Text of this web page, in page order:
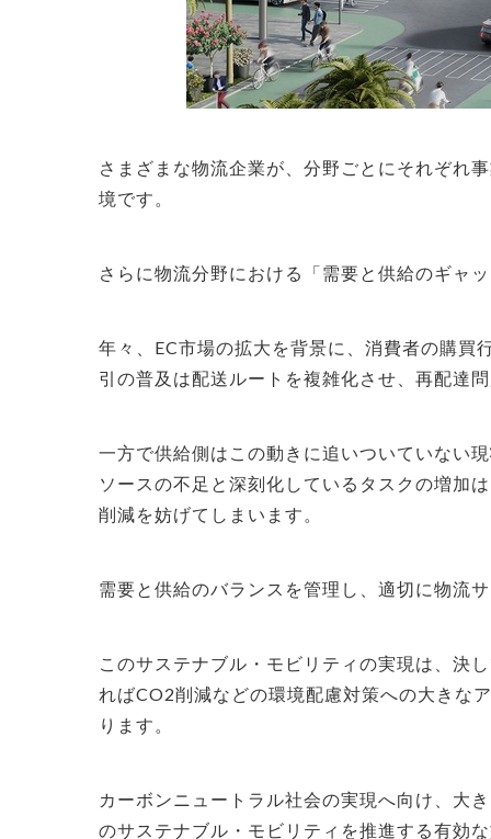
さまざまな物流企業が、分野ごとにそれぞれ
境です。
さらに物流分野における「需要と供給のギャ
年々、EC市場の拡大を背景に、消費者の購買
引の普及は配送ルートを複雑化させ、再配達
一方で供給側はこの動きに追いついていない
ソースの不足と深刻化しているタスクの増加
削減を妨げてしまいます。​​
需要と供給のバランスを管理し、適切に物流
このサステナブル・モビリティの実現は、決
ればCO2削減などの環境配慮対策への大きな
ります。
カーボンニュートラル社会の実現へ向け、大
のサステナブル・モビリティを推進する有効